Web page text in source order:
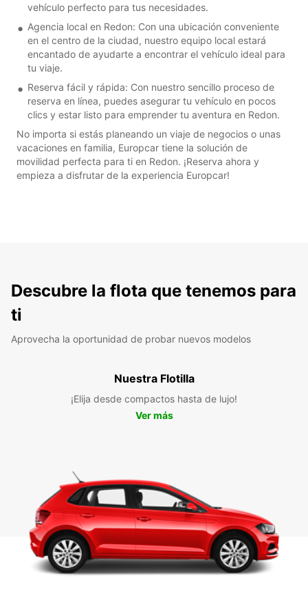
vehículo perfecto para tus necesidades.
Agencia local en Redon: Con una ubicación conveniente
en el centro de la ciudad, nuestro equipo local estará
encantado de ayudarte a encontrar el vehículo ideal para
tu viaje.
Reserva fácil y rápida: Con nuestro sencillo proceso de
reserva en línea, puedes asegurar tu vehículo en pocos
clics y estar listo para emprender tu aventura en Redon.
No importa si estás planeando un viaje de negocios o unas
vacaciones en familia, Europcar tiene la solución de
movilidad perfecta para ti en Redon. ¡Reserva ahora y
empieza a disfrutar de la experiencia Europcar!
Descubre la flota que tenemos para
ti
Aprovecha la oportunidad de probar nuevos modelos
Nuestra Flotilla
¡Elija desde compactos hasta de lujo!
Ver más